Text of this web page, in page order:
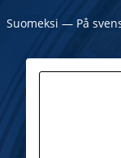
Suomeksi ― På